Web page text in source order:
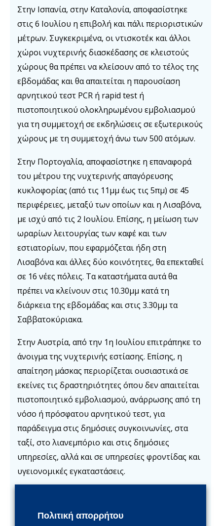
Στην Ισπανία, στην Καταλονία, αποφασίστηκε
στις 6 Ιουλίου η επιβολή και πάλι περιοριστικών
μέτρων. Συγκεκριμένα, οι ντισκοτέκ και άλλοι
χώροι νυχτερινής διασκέδασης σε κλειστούς
χώρους θα πρέπει να κλείσουν από το τέλος της
εβδομάδας και θα απαιτείται η παρουσίαση
αρνητικού τεστ PCR ή rapid test ή
πιστοποιητικού ολοκληρωμένου εμβολιασμού
για τη συμμετοχή σε εκδηλώσεις σε εξωτερικούς
χώρους με τη συμμετοχή άνω των 500 ατόμων.
Στην Πορτογαλία, αποφασίστηκε η επαναφορά
του μέτρου της νυχτερινής απαγόρευσης
κυκλοφορίας (από τις 11μμ έως τις 5πμ) σε 45
περιφέρειες, μεταξύ των οποίων και η Λισαβόνα,
με ισχύ από τις 2 Ιουλίου. Επίσης, η μείωση των
ωραρίων λειτουργίας των καφέ και των
εστιατορίων, που εφαρμόζεται ήδη στη
Λισαβόνα και άλλες δύο κοινότητες, θα επεκταθεί
σε 16 νέες πόλεις. Τα καταστήματα αυτά θα
πρέπει να κλείνουν στις 10.30μμ κατά τη
διάρκεια της εβδομάδας και στις 3.30μμ τα
Σαββατοκύριακα.
Στην Αυστρία, από την 1η Ιουλίου επιτράπηκε το
άνοιγμα της νυχτερινής εστίασης. Επίσης, η
απαίτηση μάσκας περιορίζεται ουσιαστικά σε
εκείνες τις δραστηριότητες όπου δεν απαιτείται
πιστοποιητικό εμβολιασμού, ανάρρωσης από τη
νόσο ή πρόσφατου αρνητικού τεστ, για
παράδειγμα στις δημόσιες συγκοινωνίες, στα
ταξί, στο λιανεμπόριο και στις δημόσιες
υπηρεσίες, αλλά και σε υπηρεσίες φροντίδας και
υγειονομικές εγκαταστάσεις.
τελευταίοι κοινωνικοί και οικονομικοί
Πολιτική απορρήτου